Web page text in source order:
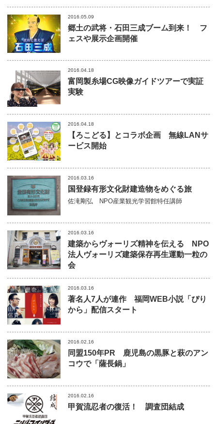
2016.05.09
郷土の武将・石田三成ブーム到来！ フ
ェスや展示企画開催
2016.04.18
富岡製糸場CG映像ガイドツアーで実証
実験
2016.04.18
【ろこどる】とコラボ企画 無線LANサ
ービス開始
2016.03.16
国登録有形文化財建造物をめぐる旅
佐滝剛弘 NPO産業観光学習館特任講師
2016.03.16
建築からヴォーリズ精神を伝える NPO
法人ヴォーリズ建築保存再生運動一粒の
会
2016.03.16
著名人7人が連作 福岡WEB小説「ぴり
から」配信スタート
2016.02.16
同盟150年PR 鹿児島の黒豚と萩のアン
コウで「薩長鍋」
2016.02.16
甲賀流忍者の復活！ 調査団結成